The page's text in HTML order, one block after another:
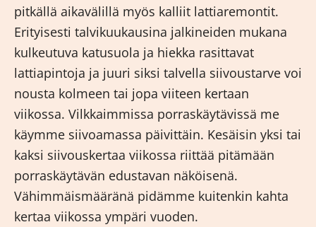
pitkällä aikavälillä myös kalliit lattiaremontit.
Erityisesti talvikuukausina jalkineiden mukana
kulkeutuva katusuola ja hiekka rasittavat
lattiapintoja ja juuri siksi talvella siivoustarve voi
nousta kolmeen tai jopa viiteen kertaan
viikossa. Vilkkaimmissa porraskäytävissä me
käymme siivoamassa päivittäin. Kesäisin yksi tai
kaksi siivouskertaa viikossa riittää pitämään
porraskäytävän edustavan näköisenä.
Vähimmäismääränä pidämme kuitenkin kahta
kertaa viikossa ympäri vuoden.